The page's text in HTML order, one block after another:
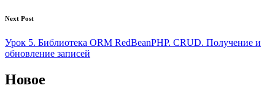
Next Post
Урок 5. Библиотека ORM RedBeanPHP. CRUD. Получение и
обновление записей
Новое